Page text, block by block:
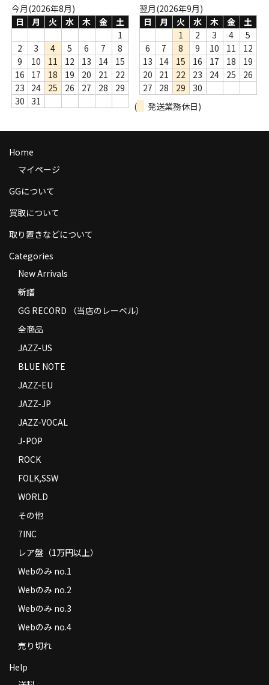
Webのみ no.2
Webのみ no.3
Webのみ no.4
売り切れ
Help
送料
商品の発送
返品
コンディション
Privacy Policy
Contact
今月(2026年8月)
日
月 火 水 木 金
土
1
2
3 4 5 6 7
8
9
10 11 12 13 14
15
16
17 18 19 20 21
22
23
24 25 26 27 28
29
30
31
翌月(2026年9月)
日
月 火 水 木 金
土
1
2 3 4
5
6
7 8 9 10 11
12
13
14 15 16 17 18
19
20
21 22 23 24 25
26
27
28 29
30
(
発送業務休日)
Home
マイページ
GGについて
買取について
取り置きなどについて
Categories
New Arrivals
新譜
GG RECORD （当店のレーベル）
全商品
JAZZ-US
BLUE NOTE
JAZZ-EU
JAZZ-JP
JAZZ-VOCAL
J-POP
ROCK
FOLK,SSW
WORLD
その他
7INC
レア盤（1万円以上）
Webのみ no.1
Webのみ no.2
Webのみ no.3
Webのみ no.4
売り切れ
Help